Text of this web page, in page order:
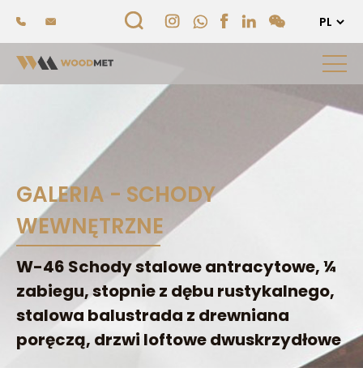
GALERIA - SCHODY
WEWNĘTRZNE
W-46 Schody stalowe antracytowe, ¼
zabiegu, stopnie z dębu rustykalnego,
stalowa balustrada z drewniana
poręczą, drzwi loftowe dwuskrzydłowe